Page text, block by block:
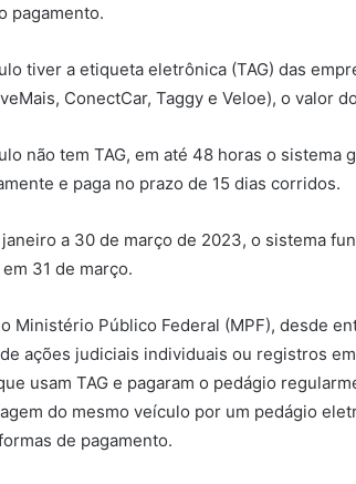
pagamento.
tiver a etiqueta eletrônica (TAG) das
ConectCar, Taggy e Veloe), o valor
não tem TAG, em até 48 horas o sistema
e paga no prazo de 15 dias corridos.
a 30 de março de 2023, o sistema
31 de março.
Ministério Público Federal (MPF), desde
ações judiciais individuais ou registros
usam TAG e pagaram o pedágio
do mesmo veículo por um pedágio
de pagamento.